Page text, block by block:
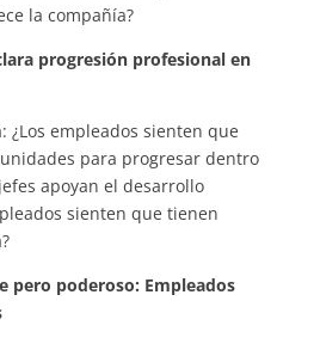
la compañía?
progresión profesional en
¿Los empleados sienten que
para progresar dentro
apoyan el desarrollo
sienten que tienen
pero poderoso: Empleados